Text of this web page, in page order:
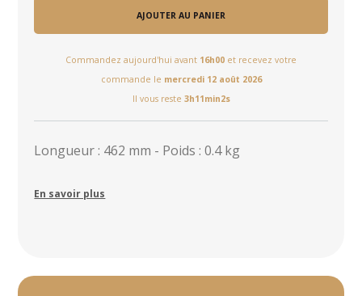
AJOUTER AU PANIER
Commandez aujourd'hui avant 16h00 et recevez votre
commande le mercredi 12 août 2026
Il vous reste 3h11min1s
Longueur : 462 mm - Poids : 0.4 kg
En savoir plus